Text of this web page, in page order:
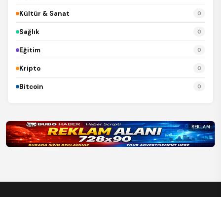
Kültür & Sanat 0
Sağlık 0
Eğitim 0
Kripto 0
Bitcoin 0
REKLAM